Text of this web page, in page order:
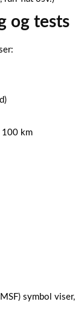
og tests
100 km
symbol viser,